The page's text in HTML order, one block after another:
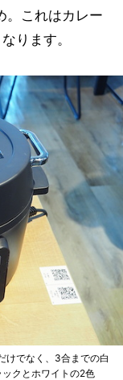
。これはカレー
ります。
けでなく、3合までの白
クとホワイトの2色